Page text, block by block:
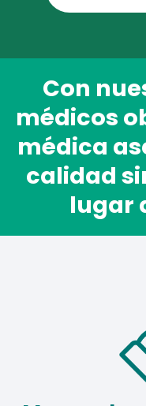
Con
médicos
médica
calidad
lugar